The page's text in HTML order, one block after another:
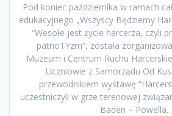
Pod koniec października w ramach
edukacyjnego „Wszyscy Będziemy
“Wesołe jest życie harcerza, czyli
patrioTYzm”, została
Muzeum i Centrum Ruchu
Uczniowie z Samorządu Od
przewodnikiem wystawę
uczestniczyli w grze terenowej
Baden – Powella…